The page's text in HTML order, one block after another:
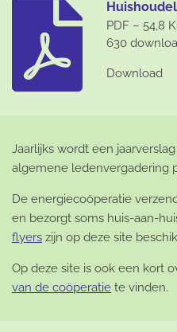
PDF – 54,8
630
Download
Jaarlijks wordt een
algemene ledenvergadering
De energiecoöperatie
en bezorgt soms huis-aan-
flyers zijn op deze site
Op deze site is ook een kort
van de coöperatie te vinden.